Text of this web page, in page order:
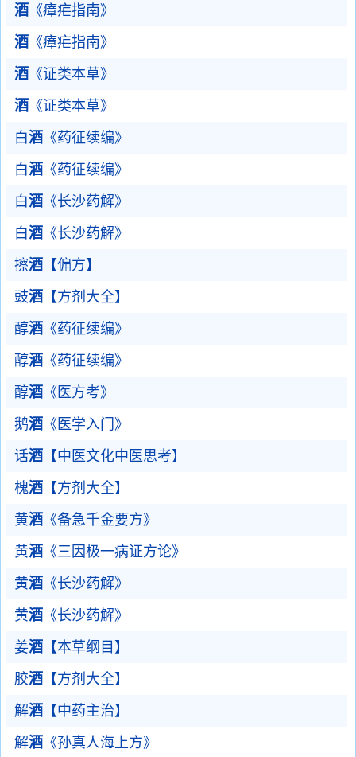
酒 《瘴疟指南》
酒 《瘴疟指南》
酒 《证类本草》
酒 《证类本草》
白酒 《药征续编》
白酒 《药征续编》
白酒 《长沙药解》
白酒 《长沙药解》
擦酒 【偏方】
豉酒 【方剂大全】
醇酒 《药征续编》
醇酒 《药征续编》
醇酒 《医方考》
鹅酒 《医学入门》
话酒 【中医文化中医思考】
槐酒 【方剂大全】
黄酒 《备急千金要方》
黄酒 《三因极一病证方论》
黄酒 《长沙药解》
黄酒 《长沙药解》
姜酒 【本草纲目】
胶酒 【方剂大全】
解酒 【中药主治】
解酒 《孙真人海上方》